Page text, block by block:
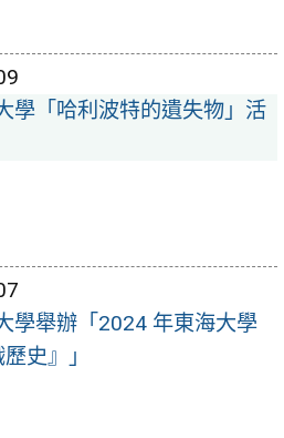
學「哈利波特的遺失物」活
學舉辦「2024 年東海大學
史』」